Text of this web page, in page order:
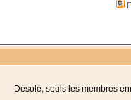
Désolé, seuls les membres